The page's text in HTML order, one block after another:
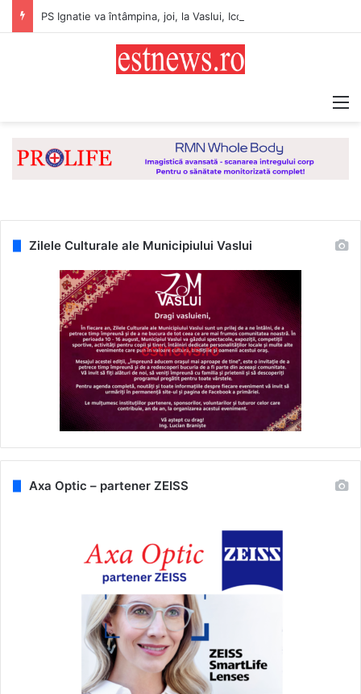
Zilele Culturale ale Municipiului Vaslui
Axa Optic – partener ZEISS